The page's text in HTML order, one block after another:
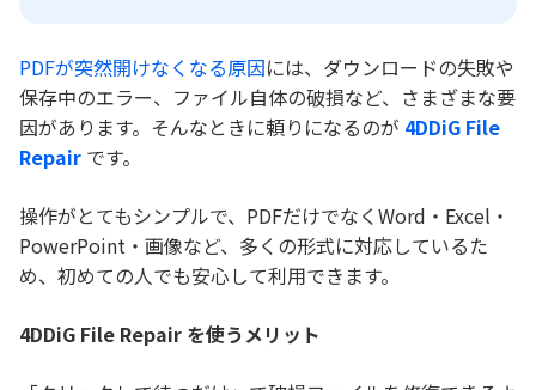
PDFが突然開けなくなる原因には、ダウンロードの失敗や
保存中のエラー、ファイル自体の破損など、さまざまな要
因があります。そんなときに頼りになるのが 4DDiG File
Repair です。
操作がとてもシンプルで、PDFだけでなくWord・Excel・
PowerPoint・画像など、多くの形式に対応しているた
め、初めての人でも安心して利用できます。
4DDiG File Repair を使うメリット